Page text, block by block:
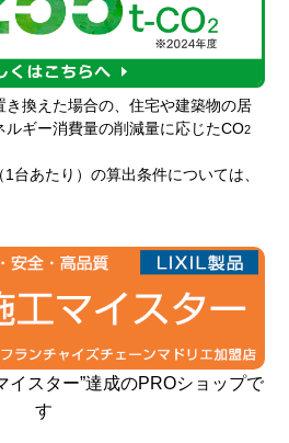
き換えた場合の、住宅や建築物の居
ルギー消費量の削減量に応じたCO2
台あたり）の算出条件については、
イスター”達成のPROショップで
す